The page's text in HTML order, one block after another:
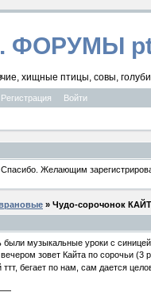
ФОРУМЫ
хищные птицы, совы,
Регистрация Войти
Желающим
» Чудо-сорочонок КАЙТ
музыкальные уроки с
зовет Кайта по сорочьи (3
бегает по нам, сам дается